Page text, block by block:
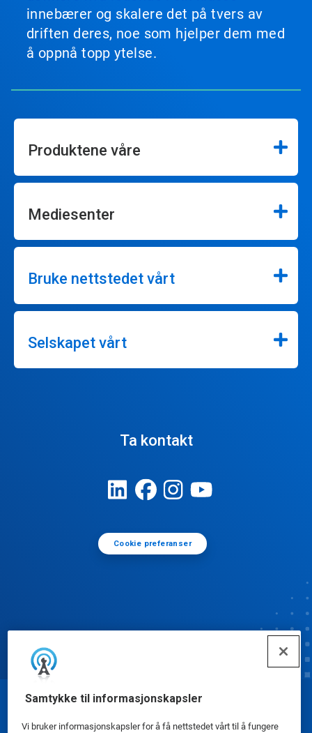
Samtykke til informasjonskapsler
Vi bruker informasjonskapsler for å få nettstedet vårt til å fungere
innebærer og skalere det på tvers av
driften deres, noe som hjelper dem med
å oppnå topp ytelse.
Produktene våre
Mediesenter
Bruke nettstedet vårt
Selskapet vårt
Ta kontakt
Cookie preferanser